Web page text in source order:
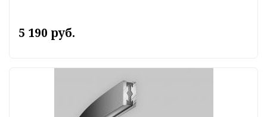
5 190 руб.